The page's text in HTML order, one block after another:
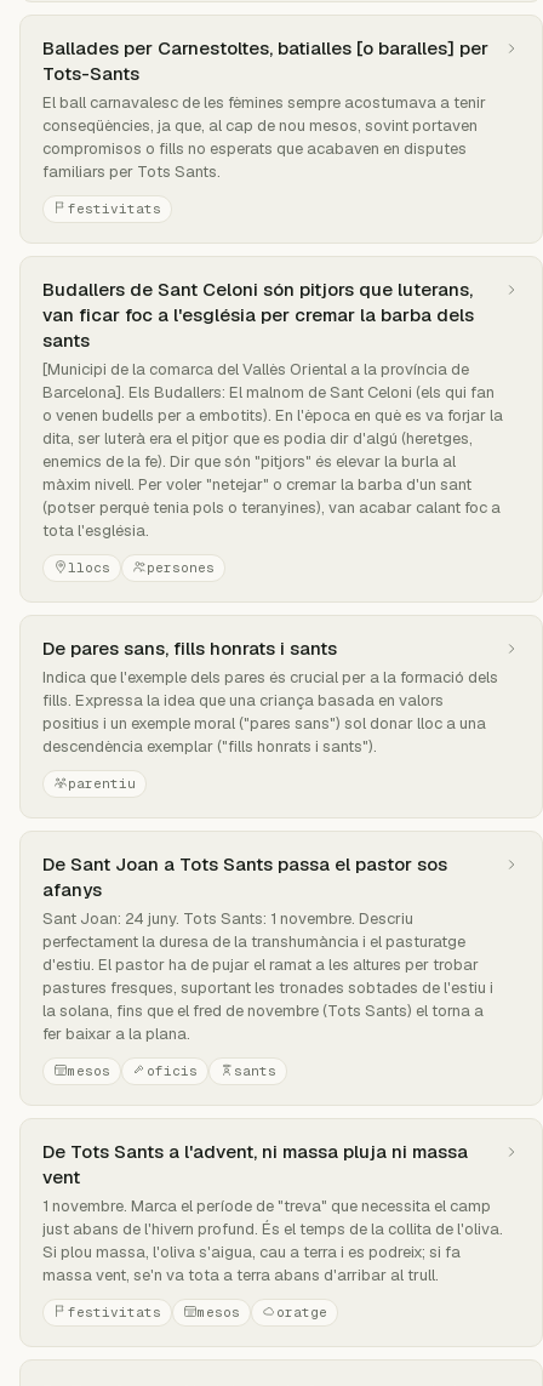
Ballades per Carnestoltes, batialles [o baralles] per
Tots-Sants
El ball carnavalesc de les fèmines sempre acostumava a tenir
conseqüències, ja que, al cap de nou mesos, sovint portaven
compromisos o fills no esperats que acabaven en disputes
familiars per Tots Sants.
festivitats
Budallers de Sant Celoni són pitjors que luterans,
van ficar foc a l'església per cremar la barba dels
sants
[Municipi de la comarca del Vallès Oriental a la província de
Barcelona]. Els Budallers: El malnom de Sant Celoni (els qui fan
o venen budells per a embotits). En l'època en què es va forjar la
dita, ser luterà era el pitjor que es podia dir d'algú (heretges,
enemics de la fe). Dir que són "pitjors" és elevar la burla al
màxim nivell. Per voler "netejar" o cremar la barba d'un sant
(potser perquè tenia pols o teranyines), van acabar calant foc a
tota l'església.
llocs persones
De pares sans, fills honrats i sants
Indica que l'exemple dels pares és crucial per a la formació dels
fills. Expressa la idea que una criança basada en valors
positius i un exemple moral ("pares sans") sol donar lloc a una
descendència exemplar ("fills honrats i sants").
parentiu
De Sant Joan a Tots Sants passa el pastor sos
afanys
Sant Joan: 24 juny. Tots Sants: 1 novembre. Descriu
perfectament la duresa de la transhumància i el pasturatge
d'estiu. El pastor ha de pujar el ramat a les altures per trobar
pastures fresques, suportant les tronades sobtades de l'estiu i
la solana, fins que el fred de novembre (Tots Sants) el torna a
fer baixar a la plana.
mesos oficis sants
De Tots Sants a l'advent, ni massa pluja ni massa
vent
1 novembre. Marca el període de "treva" que necessita el camp
just abans de l'hivern profund. És el temps de la collita de l'oliva.
Si plou massa, l'oliva s'aigua, cau a terra i es podreix; si fa
massa vent, se'n va tota a terra abans d'arribar al trull.
festivitats mesos oratge